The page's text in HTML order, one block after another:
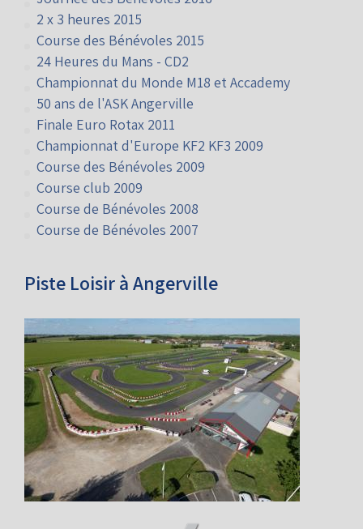
Galerie de Photos
Journée des Bénévoles 2016
2 x 3 heures 2015
Course des Bénévoles 2015
24 Heures du Mans - CD2
Championnat du Monde M18 et Accademy
50 ans de l'ASK Angerville
Finale Euro Rotax 2011
Championnat d'Europe KF2 KF3 2009
Course des Bénévoles 2009
Course club 2009
Course de Bénévoles 2007
Piste Loisir à Angerville